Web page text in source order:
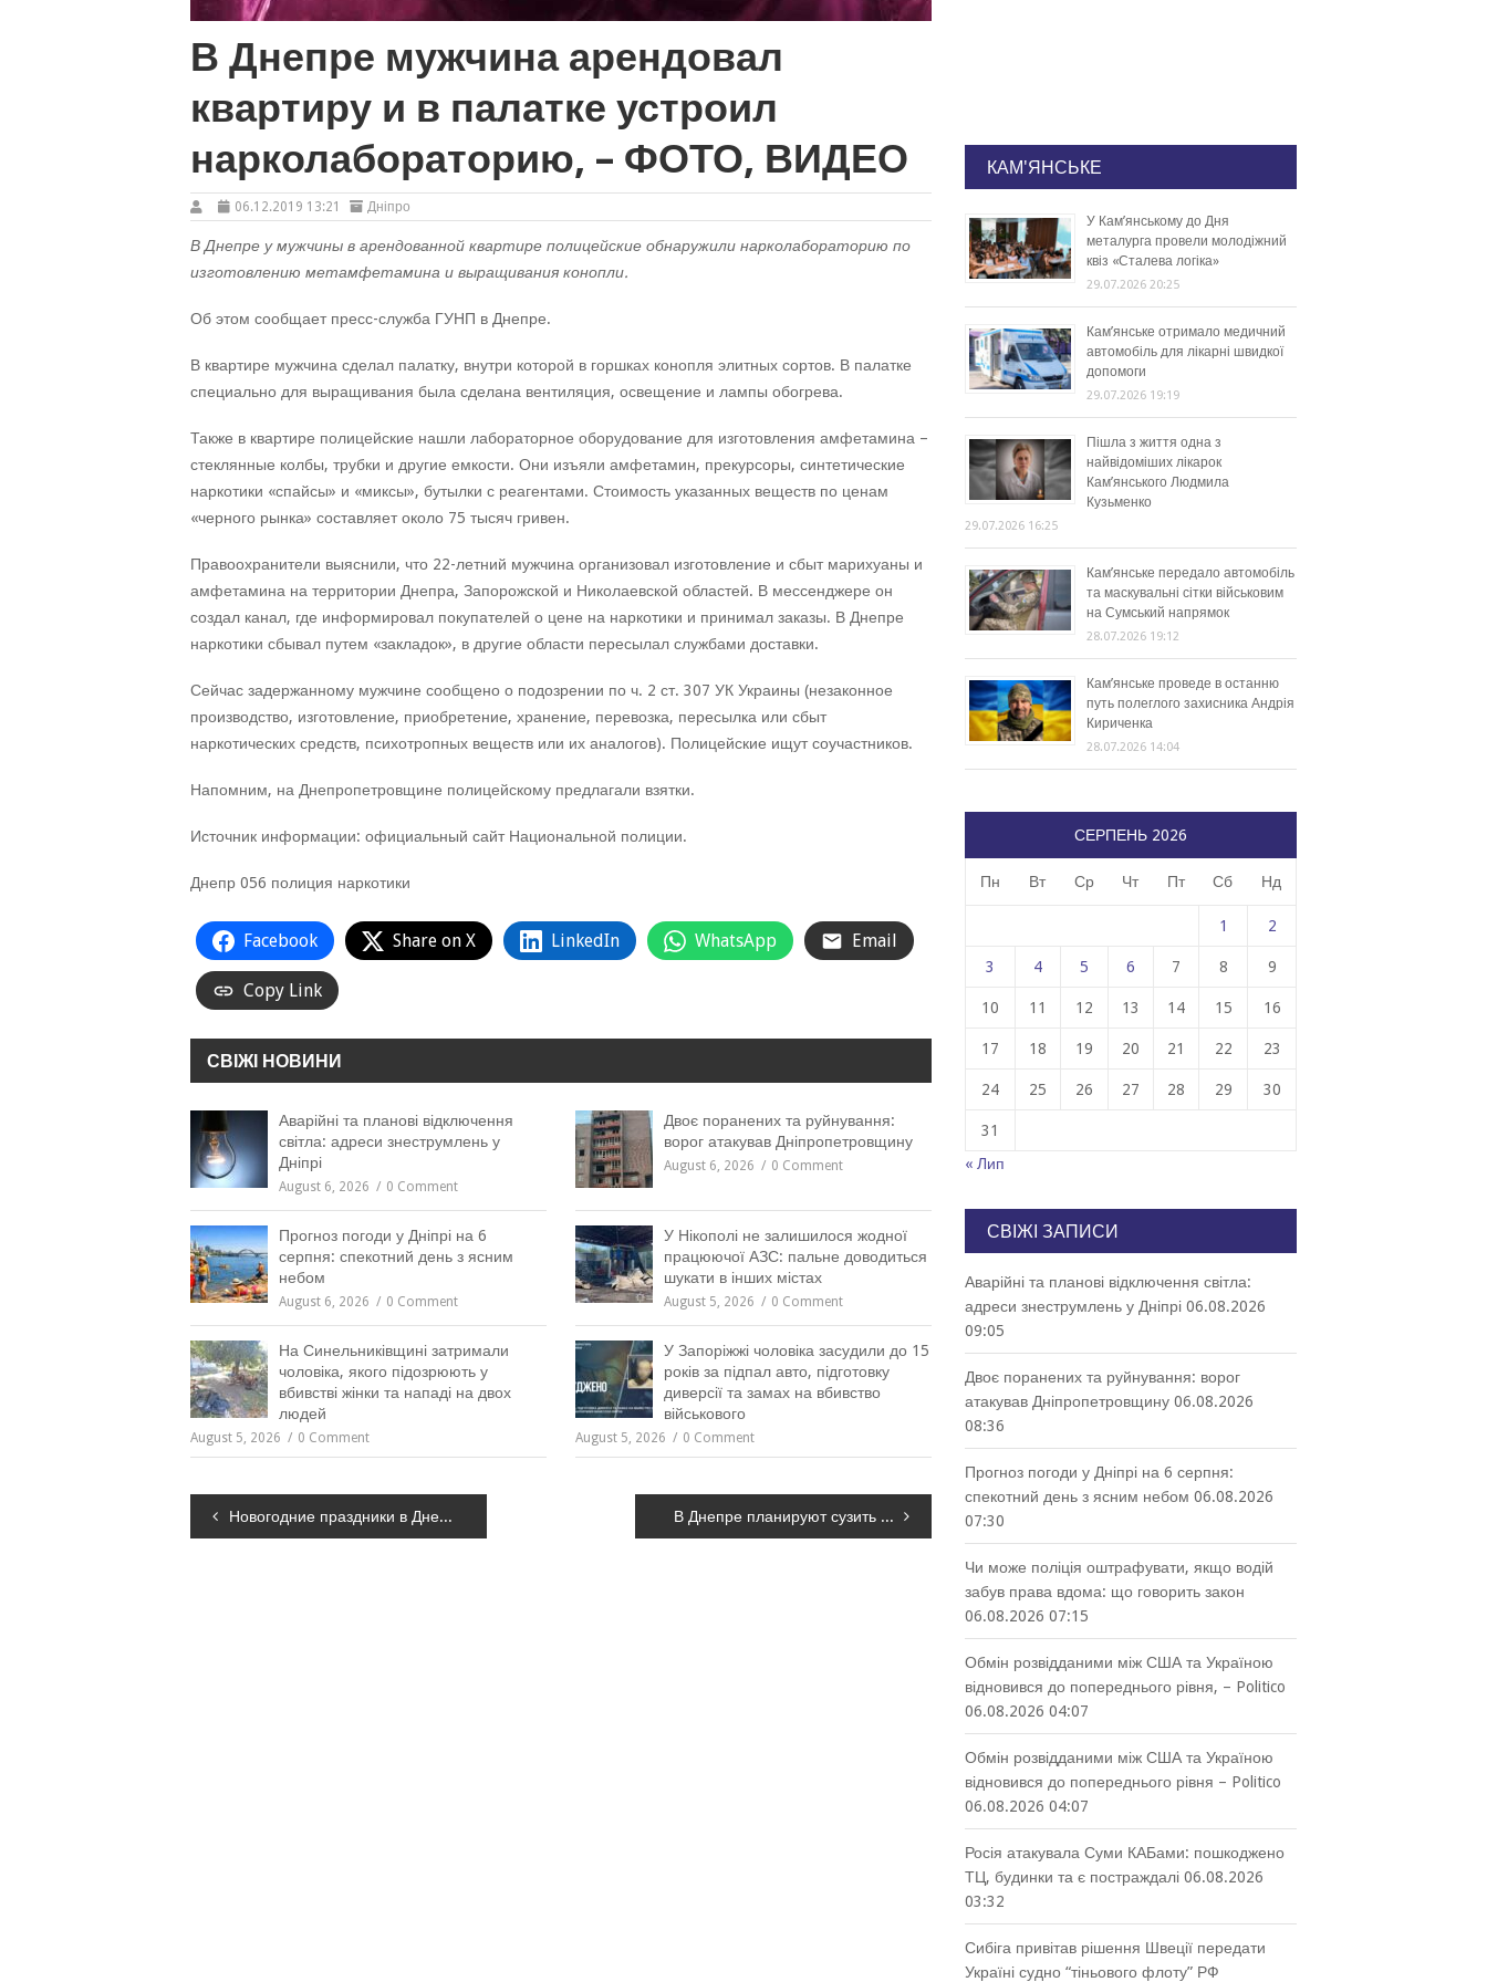
В Днепре мужчина арендовал
квартиру и в палатке устроил
нарколабораторию, – ФОТО, ВИДЕО
06.12.2019 13:21 Дніпро
В Днепре у мужчины в арендованной квартире полицейские обнаружили нарколабораторию по
изготовлению метамфетамина и выращивания конопли.
Об этом сообщает пресс-служба ГУНП в Днепре.
В квартире мужчина сделал палатку, внутри которой в горшках конопля элитных сортов. В палатке
специально для выращивания была сделана вентиляция, освещение и лампы обогрева.
Также в квартире полицейские нашли лабораторное оборудование для изготовления амфетамина –
стеклянные колбы, трубки и другие емкости. Они изъяли амфетамин, прекурсоры, синтетические
наркотики «спайсы» и «миксы», бутылки с реагентами. Стоимость указанных веществ по ценам
«черного рынка» составляет около 75 тысяч гривен.
Правоохранители выяснили, что 22-летний мужчина организовал изготовление и сбыт марихуаны и
амфетамина на территории Днепра, Запорожской и Николаевской областей. В мессенджере он
создал канал, где информировал покупателей о цене на наркотики и принимал заказы. В Днепре
наркотики сбывал путем «закладок», в другие области пересылал службами доставки.
Сейчас задержанному мужчине сообщено о подозрении по ч. 2 ст. 307 УК Украины (незаконное
производство, изготовление, приобретение, хранение, перевозка, пересылка или сбыт
наркотических средств, психотропных веществ или их аналогов). Полицейские ищут соучастников.
Напомним, на Днепропетровщине полицейскому предлагали взятки.
Источник информации: официальный сайт Национальной полиции.
Днепр 056 полиция наркотики
Facebook Share on X LinkedIn WhatsApp Email
Copy Link
СВІЖІ НОВИНИ
Аварійні та планові відключення
світла: адреси знеструмлень у
Дніпрі
August 6, 2026 0 Comment
Двоє поранених та руйнування:
ворог атакував Дніпропетровщину
August 6, 2026 0 Comment
Прогноз погоди у Дніпрі на 6
серпня: спекотний день з ясним
небом
August 6, 2026 0 Comment
У Нікополі не залишилося жодної
працюючої АЗС: пальне доводиться
шукати в інших містах
August 5, 2026 0 Comment
На Синельниківщині затримали
чоловіка, якого підозрюють у
вбивстві жінки та нападі на двох
людей
August 5, 2026 0 Comment
У Запоріжжі чоловіка засудили до 15
років за підпал авто, підготовку
диверсії та замах на вбивство
військового
August 5, 2026 0 Comment
Навігація
Новогодние праздники в Днепре: предварительная программа всех мероприятий В Днепре планируют сузить часть Слобожанского проспекта
КАМ'ЯНСЬКЕ
У Кам’янському до Дня
металурга провели молодіжний
квіз «Сталева логіка»
29.07.2026 20:25
Кам’янське отримало медичний
автомобіль для лікарні швидкої
допомоги
29.07.2026 19:19
Пішла з життя одна з
найвідоміших лікарок
Кам’янського Людмила
Кузьменко
29.07.2026 16:25
Кам’янське передало автомобіль
та маскувальні сітки військовим
на Сумський напрямок
28.07.2026 19:12
Кам’янське проведе в останню
путь полеглого захисника Андрія
Кириченка
28.07.2026 14:04
СЕРПЕНЬ 2026
Пн Вт Ср Чт Пт Сб Нд
1 2
3 4 5 6 7 8 9
10 11 12 13 14 15 16
17 18 19 20 21 22 23
24 25 26 27 28 29 30
31
« Лип
СВІЖІ ЗАПИСИ
Аварійні та планові відключення світла:
адреси знеструмлень у Дніпрі 06.08.2026
09:05
Двоє поранених та руйнування: ворог
атакував Дніпропетровщину 06.08.2026
08:36
Прогноз погоди у Дніпрі на 6 серпня:
спекотний день з ясним небом 06.08.2026
07:30
Чи може поліція оштрафувати, якщо водій
забув права вдома: що говорить закон
06.08.2026 07:15
Обмін розвідданими між США та Україною
відновився до попереднього рівня, – Politico
06.08.2026 04:07
Обмін розвідданими між США та Україною
відновився до попереднього рівня – Politico
06.08.2026 04:07
Росія атакувала Суми КАБами: пошкоджено
ТЦ, будинки та є постраждалі 06.08.2026
03:32
Сибіга привітав рішення Швеції передати
Україні судно “тіньового флоту” РФ